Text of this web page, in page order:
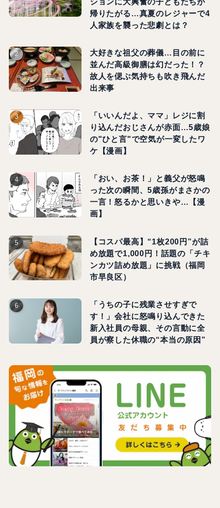
帰りたがる…真夏のレジャーで4
人家族を襲った悲劇とは？
大好きな祖父の葬儀…目の前に
並んだ高級御膳は幻だった！？
故人を偲ぶ気持ちも吹き飛んだ
出来事
「いいんだよ、ママ」レジに割
り込んだおじさんが赤面…5歳娘
の"ひと言"で空気が一変したワ
ケ【漫画】
「おい、お茶！」と義父が怒鳴
った次の瞬間、5歳孫がまさかの
一言！怒るかと思いきや…【漫
画】
【コスパ最高】“1枚200円”が詰
め放題で1,000円！話題の「チキ
ンカツ詰め放題」に挑戦（福岡
市早良区）
「うちの子に残業させすぎで
す！」会社に怒鳴り込んできた
新入社員の母親、その言動に全
員が察した休職の“本当の原因”